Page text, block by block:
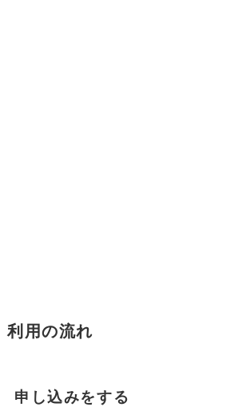
利用の流れ
申し込みをする